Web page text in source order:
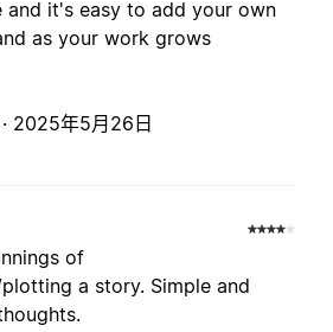
and it's easy to add your own
as your work grows
2025年5月26日
of
a story. Simple and